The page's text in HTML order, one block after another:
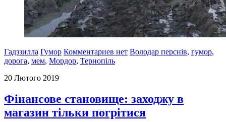
Гадззилла Гумор Комментариев нет Володар перснів, гумор,
дорога, мем, Мордор, Тернопіль
20 Лютого 2019
Фінансове становище: заходжу в
магазин тільки погрітися